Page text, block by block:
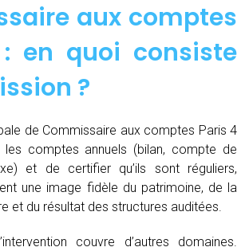
aux comptes
en quoi consiste
?
de Commissaire aux comptes Paris 4
comptes annuels (bilan, compte de
et de certifier qu’ils sont réguliers,
une image fidèle du patrimoine, de la
et du résultat des structures auditées.
couvre d’autres domaines.